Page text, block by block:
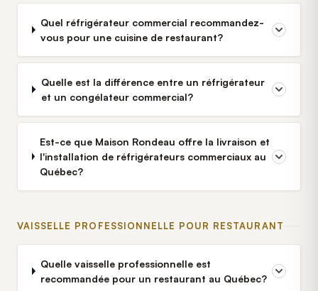
Quel réfrigérateur commercial recommandez-
vous pour une cuisine de restaurant?
Quelle est la différence entre un réfrigérateur
et un congélateur commercial?
Est-ce que Maison Rondeau offre la livraison et
l'installation de réfrigérateurs commerciaux au
Québec?
VAISSELLE PROFESSIONNELLE POUR RESTAURANT
Quelle vaisselle professionnelle est
recommandée pour un restaurant au Québec?